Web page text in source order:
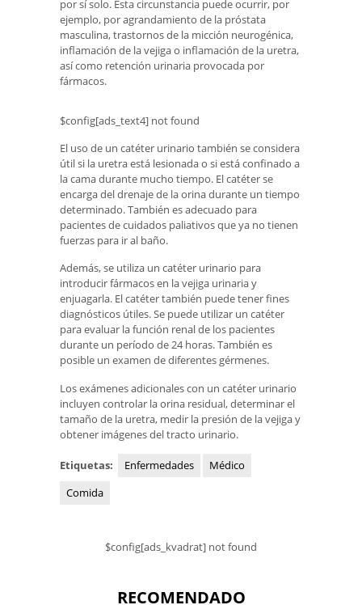
por sí solo. Esta circunstancia puede ocurrir, por
ejemplo, por agrandamiento de la próstata
masculina, trastornos de la micción neurogénica,
inflamación de la vejiga o inflamación de la uretra,
así como retención urinaria provocada por
fármacos.
$config[ads_text4] not found
El uso de un catéter urinario también se considera
útil si la uretra está lesionada o si está confinado a
la cama durante mucho tiempo. El catéter se
encarga del drenaje de la orina durante un tiempo
determinado. También es adecuado para
pacientes de cuidados paliativos que ya no tienen
fuerzas para ir al baño.
Además, se utiliza un catéter urinario para
introducir fármacos en la vejiga urinaria y
enjuagarla. El catéter también puede tener fines
diagnósticos útiles. Se puede utilizar un catéter
para evaluar la función renal de los pacientes
durante un período de 24 horas. También es
posible un examen de diferentes gérmenes.
Los exámenes adicionales con un catéter urinario
incluyen controlar la orina residual, determinar el
tamaño de la uretra, medir la presión de la vejiga y
obtener imágenes del tracto urinario.
Etiquetas: Enfermedades
Médico
Comida
$config[ads_kvadrat] not found
RECOMENDADO